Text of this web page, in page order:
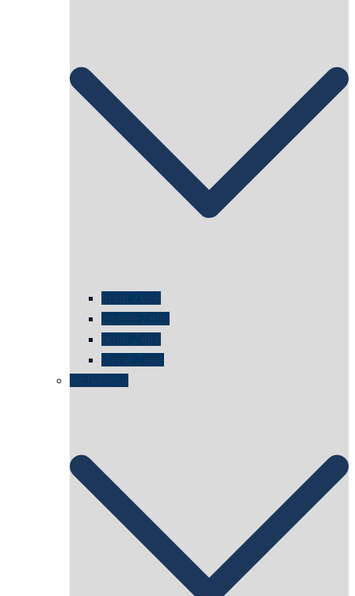
erste Zelle
zweite Zelle
dritte Zelle
vierte Zelle
architektur